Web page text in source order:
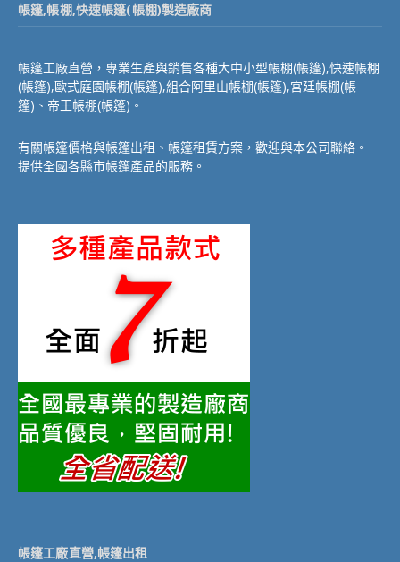
帳篷,帳棚,快速帳篷(帳棚)製造廠商
帳篷工廠直營，專業生產與銷售各種大中小型帳棚(帳篷),快速帳棚
(帳篷),歐式庭園帳棚(帳篷),組合阿里山帳棚(帳篷),宮廷帳棚(帳
篷)、帝王帳棚(帳篷)。
有關帳篷價格與帳篷出租、帳篷租賃方案，歡迎與本公司聯絡。
提供全國各縣市帳篷產品的服務。
帳篷工廠直營,帳篷出租